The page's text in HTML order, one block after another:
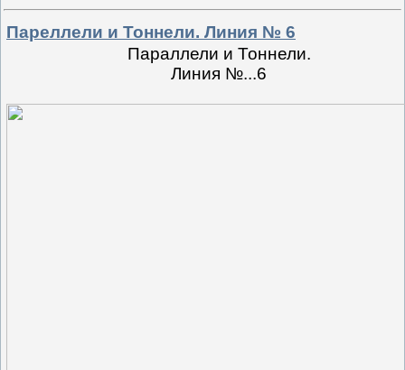
Пареллели и Тоннели. Линия № 6
Параллели и Тоннели.
Линия №...6